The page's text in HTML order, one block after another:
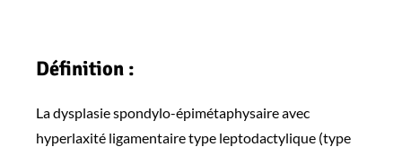
Définition :
La dysplasie spondylo-épimétaphysaire avec
hyperlaxité ligamentaire type leptodactylique (type